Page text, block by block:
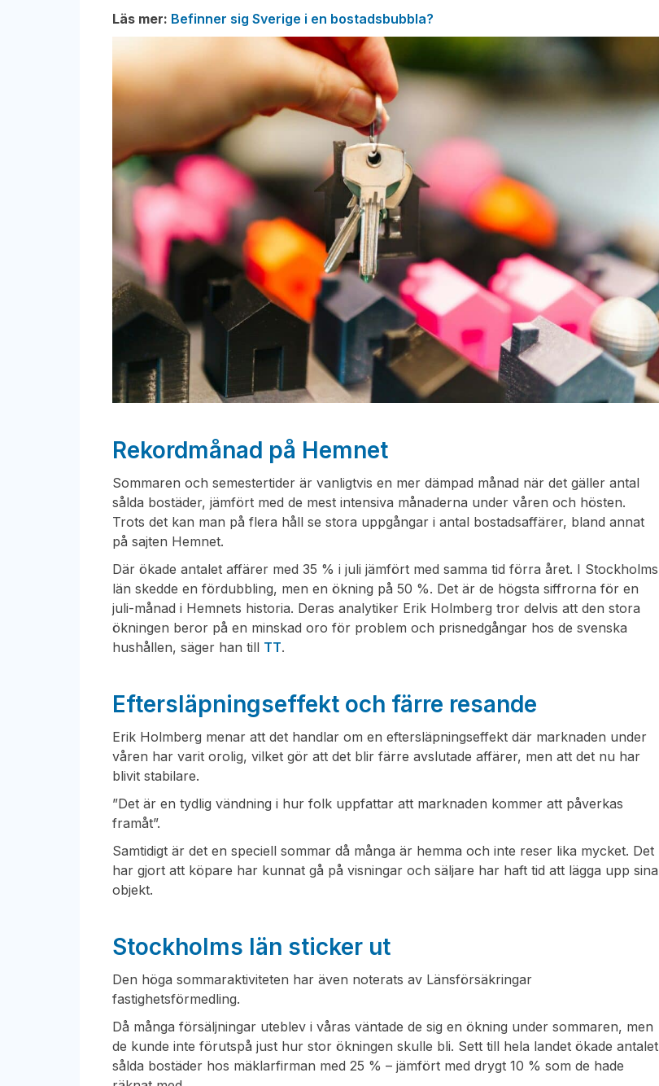
Läs mer: Befinner sig Sverige i en bostadsbubbla?
Rekordmånad på Hemnet
Sommaren och semestertider är vanligtvis en mer dämpad månad när det gäller antal
sålda bostäder, jämfört med de mest intensiva månaderna under våren och hösten.
Trots det kan man på flera håll se stora uppgångar i antal bostadsaffärer, bland annat
på sajten Hemnet.
Där ökade antalet affärer med 35 % i juli jämfört med samma tid förra året. I Stockholms
län skedde en fördubbling, men en ökning på 50 %. Det är de högsta siffrorna för en
juli-månad i Hemnets historia. Deras analytiker Erik Holmberg tror delvis att den stora
ökningen beror på en minskad oro för problem och prisnedgångar hos de svenska
hushållen, säger han till TT.
Eftersläpningseffekt och färre resande
Erik Holmberg menar att det handlar om en eftersläpningseffekt där marknaden under
våren har varit orolig, vilket gör att det blir färre avslutade affärer, men att det nu har
blivit stabilare.
”Det är en tydlig vändning i hur folk uppfattar att marknaden kommer att påverkas
framåt”.
Samtidigt är det en speciell sommar då många är hemma och inte reser lika mycket. Det
har gjort att köpare har kunnat gå på visningar och säljare har haft tid att lägga upp sina
objekt.
Stockholms län sticker ut
Den höga sommaraktiviteten har även noterats av Länsförsäkringar
fastighetsförmedling.
Då många försäljningar uteblev i våras väntade de sig en ökning under sommaren, men
de kunde inte förutspå just hur stor ökningen skulle bli. Sett till hela landet ökade antalet
sålda bostäder hos mäklarfirman med 25 % – jämfört med drygt 10 % som de hade